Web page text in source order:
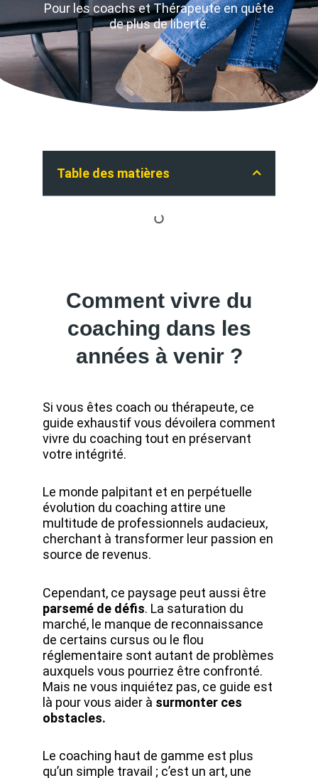
Pour les coachs et Thérapeute en quête
de plus de liberté.
Table des matières
Comment vivre du
coaching dans les
années à venir ?
Si vous êtes coach ou thérapeute, ce
guide exhaustif vous dévoilera comment
vivre du coaching tout en préservant
votre intégrité.
Le monde palpitant et en perpétuelle
évolution du coaching attire une
multitude de professionnels audacieux,
cherchant à transformer leur passion en
source de revenus.
Cependant, ce paysage peut aussi être
parsemé de défis. La saturation du
marché, le manque de reconnaissance
de certains cursus ou le flou
réglementaire sont autant de problèmes
auxquels vous pourriez être confronté.
Mais ne vous inquiétez pas, ce guide est
là pour vous aider à surmonter ces
obstacles.
Le coaching haut de gamme est plus
qu’un simple travail ; c’est un art, une